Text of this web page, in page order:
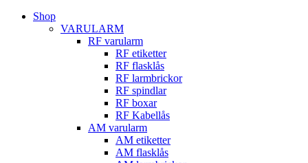
Shop
VARULARM
RF varularm
RF etiketter
RF flasklås
RF larmbrickor
RF spindlar
RF boxar
RF Kabellås
AM varularm
AM etiketter
AM flasklås